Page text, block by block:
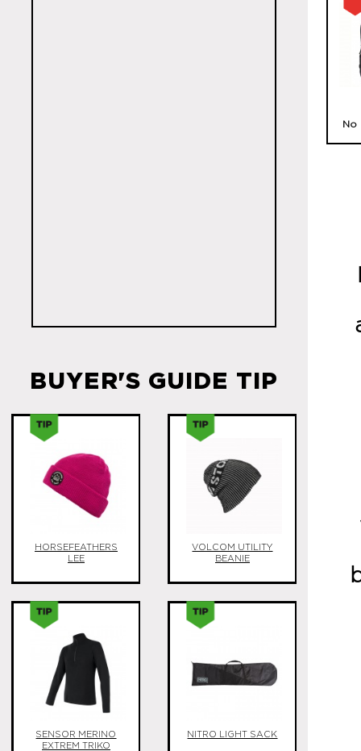
No
BUYER'S GUIDE TIP
HORSEFEATHERS
LEE
VOLCOM UTILITY
BEANIE
SENSOR MERINO
EXTREM TRIKO
NITRO LIGHT SACK